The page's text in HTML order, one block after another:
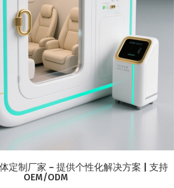
定制厂家 – 提供个性化解决方案 | 支持
OEM/ODM